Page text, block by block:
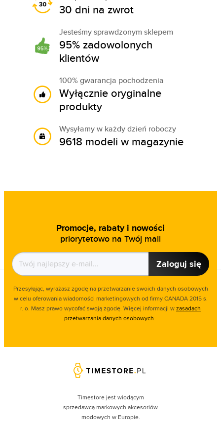
30 dni na zwrot
Jesteśmy sprawdzonym sklepem
95% zadowolonych
klientów
100% gwarancja pochodzenia
Wyłącznie oryginalne
produkty
Wysyłamy w każdy dzień roboczy
9618 modeli w magazynie
Promocje, rabaty i nowości
priorytetowo na Twój mail
Zaloguj się
Przesyłając, wyrażasz zgodę na przetwarzanie swoich danych osobowych
w celu oferowania wiadomości marketingowych od firmy CANADA 2015 s.
r. o. Masz prawo wycofać swoją zgodę. Więcej informacji wzasadach
przetwarzania danych osobowych..
Timestore jest wiodącym
sprzedawcą markowych akcesoriów
modowych w Europie.